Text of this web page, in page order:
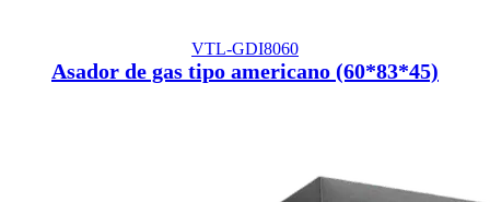
VTL-GDI8060
Asador de gas tipo americano (60*83*45)